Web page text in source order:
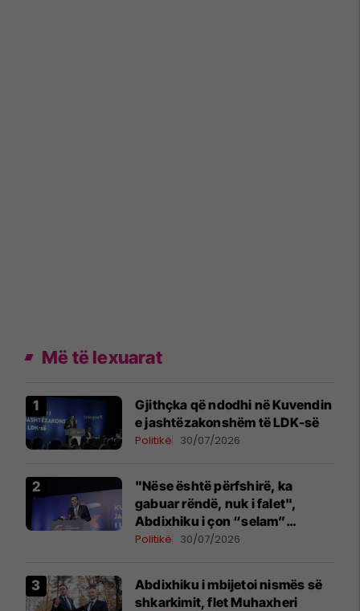
Më të lexuarat
Gjithçka që ndodhi në Kuvendin
e jashtëzakonshëm të LDK-së
Politikë 30/07/2026
"Nëse është përfshirë, ka
gabuar rëndë, nuk i falet",
Abdixhiku i çon “selam”
Përparim Ramës
Politikë 30/07/2026
Abdixhiku i mbijetoi nismës së
shkarkimit, flet Muhaxheri